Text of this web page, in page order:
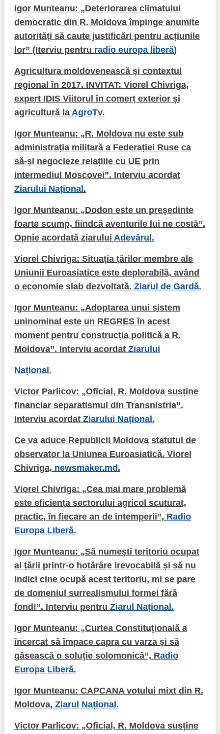
Igor Munteanu: „Deteriorarea climatului
democratic din R. Moldova împinge anumite
autorități să caute justificări pentru acțiunile
lor” (Iterviu pentru radio europa liberă)
Agricultura moldovenească și contextul
regional în 2017. INVITAT: Viorel Chivriga,
expert IDIS Viitorul în comerț exterior și
agricultură la AgroTv.
Igor Munteanu: „R. Moldova nu este sub
administrația militară a Federației Ruse ca
să-și negocieze relațiile cu UE prin
intermediul Moscovei”. Interviu acordat
Ziarului Național .
Igor Munteanu: „Dodon este un preşedinte
foarte scump, fiindcă aventurile lui ne costă”.
Opnie acordată ziarului Adevărul.
Viorel Chivriga: Situația țărilor membre ale
Uniunii Euroasiatice este deplorabilă, având
o economie slab dezvoltată. Ziarul de Gardă.
Igor Munteanu: „Adoptarea unui sistem
uninominal este un REGRES în acest
moment pentru construcția politică a R.
Moldova”. Interviu acordat Ziarului
Național.
Victor Parlicov: „Oficial, R. Moldova susține
financiar separatismul din Transnistria”.
Interviu acordat Ziarului Național.
Ce va aduce Republicii Moldova statutul de
observator la Uniunea Euroasiatică. Viorel
Chivriga, newsmaker.md.
Viorel Chivriga: „Cea mai mare problemă
este eficiența sectorului agricol scuturat,
practic, în fiecare an de intemperii”, Radio
Europa LIberă.
Igor Munteanu: „Să numești teritoriu ocupat
al țării printr-o hotărâre irevocabilă și să nu
indici cine ocupă acest teritoriu, mi se pare
de domeniul surrealismului formei fără
fond!”. Interviu pentru Ziarul Național.
Igor Munteanu: „Curtea Constituţională a
încercat să împace capra cu varza și să
găsească o soluţie solomonică”, Radio
Europa Liberă.
Igor Munteanu: CAPCANA votului mixt din R.
Moldova, Ziarul Național.
Victor Parlicov: „Oficial, R. Moldova susține